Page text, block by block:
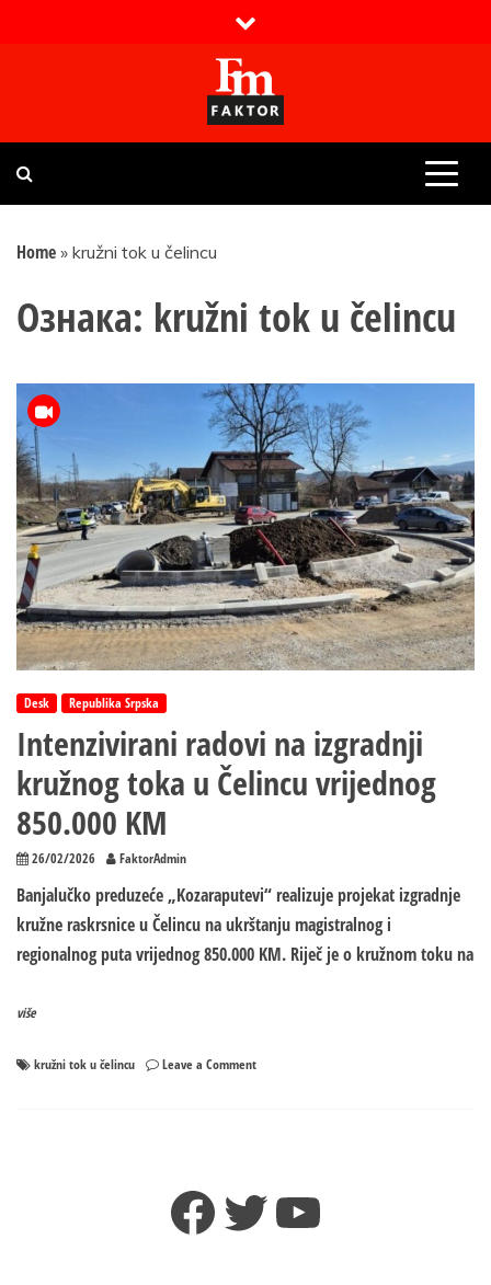
Faktor magazin
Uvijek presudan
Home » kružni tok u čelincu
Ознака: kružni tok u čelincu
Desk Republika Srpska
Intenzivirani radovi na izgradnji
kružnog toka u Čelincu vrijednog
850.000 KM
26/02/2026 FaktorAdmin
Banjalučko preduzeće „Kozaraputevi“ realizuje projekat izgradnje
kružne raskrsnice u Čelincu na ukrštanju magistralnog i
regionalnog puta vrijednog 850.000 KM. Riječ je o kružnom toku na
više
kružni tok u čelincu Leave a Commenton
toka
u
Facebook
TwitterYouTube